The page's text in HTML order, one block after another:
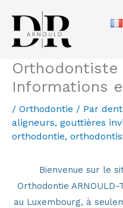
contenu
Informations
/ Orthodontie / Par
aligneurs, gouttières
orthodontie,
Bienvenue sur le
Orthodontie
au Luxembourg, à